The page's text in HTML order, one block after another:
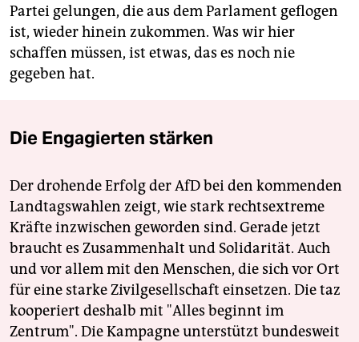
Partei gelungen, die aus dem Parlament geflogen
ist, wieder hinein zukommen. Was wir hier
schaffen müssen, ist etwas, das es noch nie
gegeben hat.
Die Engagierten stärken
Der drohende Erfolg der AfD bei den kommenden
Landtagswahlen zeigt, wie stark rechtsextreme
Kräfte inzwischen geworden sind. Gerade jetzt
braucht es Zusammenhalt und Solidarität. Auch
und vor allem mit den Menschen, die sich vor Ort
für eine starke Zivilgesellschaft einsetzen. Die taz
kooperiert deshalb mit "Alles beginnt im
Zentrum". Die Kampagne unterstützt bundesweit